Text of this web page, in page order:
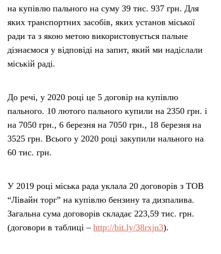
на купівлю пального на суму 39 тис. 937 грн. Для
яких транспортних засобів, яких установ міської
ради та з якою метою використовується пальне
дізнаємося у відповіді на запит, який ми надіслали
міській раді.
До речі, у 2020 році це 5 договір на купівлю
пального. 10 лютого пального купили на 2350 грн. і
на 7050 грн., 6 березня на 7050 грн., 18 березня на
3525 грн. Всього у 2020 році закупили нального на
60 тис. грн.
У 2019 році міська рада уклала 20 договорів з ТОВ
“Лівайн торг” на купівлю бензину та дизпалива.
Загальна сума договорів складає 223,59 тис. грн.
(договори в таблиці – http://bit.ly/38rxjn3).